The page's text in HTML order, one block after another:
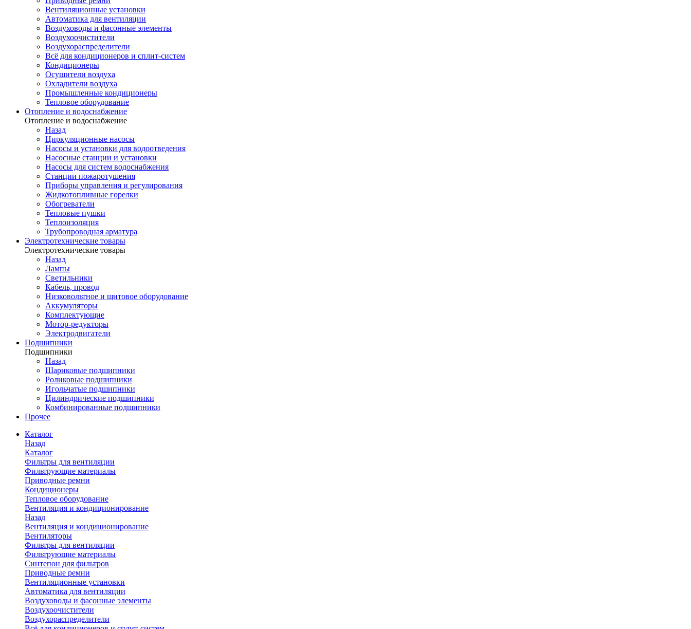
Вентиляционные установки
Автоматика для вентиляции
Воздуховоды и фасонные элементы
Воздухоочистители
Воздухораспределители
Всё для кондиционеров и сплит-систем
Кондиционеры
Осушители воздуха
Охладители воздуха
Промышленные кондиционеры
Тепловое оборудование
Отопление и водоснабжение
Отопление и водоснабжение
Назад
Циркуляционные насосы
Насосы и установки для водоотведения
Насосные станции и установки
Насосы для систем водоснабжения
Станции пожаротушения
Приборы управления и регулирования
Жидкотопливные горелки
Обогреватели
Тепловые пушки
Теплоизоляция
Трубопроводная арматура
Электротехнические товары
Электротехнические товары
Назад
Лампы
Светильники
Кабель, провод
Низковольтное и щитовое оборудование
Аккумуляторы
Комплектующие
Мотор-редукторы
Электродвигатели
Подшипники
Подшипники
Назад
Шариковые подшипники
Роликовые подшипники
Игольчатые подшипники
Цилиндрические подшипники
Комбинированные подшипники
Прочее
Каталог
Назад
Каталог
Фильтры для вентиляции
Фильтрующие материалы
Приводные ремни
Кондиционеры
Тепловое оборудование
Вентиляция и кондиционирование
Назад
Вентиляция и кондиционирование
Вентиляторы
Фильтры для вентиляции
Фильтрующие материалы
Синтепон для фильтров
Приводные ремни
Вентиляционные установки
Автоматика для вентиляции
Воздуховоды и фасонные элементы
Воздухоочистители
Воздухораспределители